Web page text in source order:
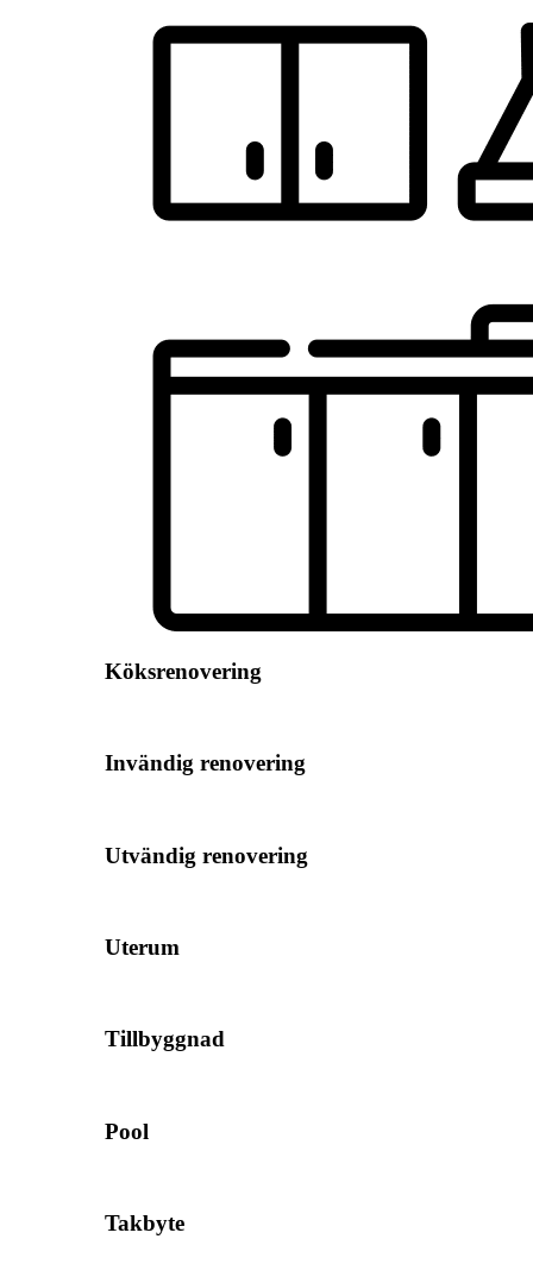
Köksrenovering
Invändig renovering
Utvändig renovering
Uterum
Tillbyggnad
Pool
Takbyte